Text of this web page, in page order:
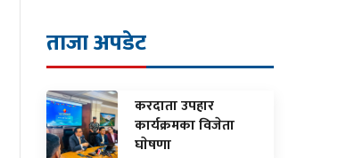
ताजा अपडेट
करदाता उपहार
कार्यक्रमका विजेता
घाेषणा